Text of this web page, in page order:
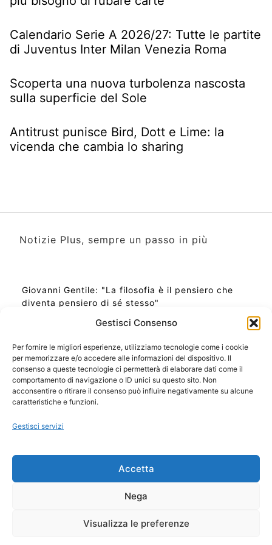
Gestisci Consenso
Per fornire le migliori esperienze, utilizziamo tecnologie come i cookie
per memorizzare e/o accedere alle informazioni del dispositivo. Il
consenso a queste tecnologie ci permetterà di elaborare dati come il
comportamento di navigazione o ID unici su questo sito. Non
acconsentire o ritirare il consenso può influire negativamente su alcune
caratteristiche e funzioni.
Gestisci servizi
Accetta
Nega
Visualizza le preferenze
Calendario Serie A 2026/27: Tutte le partite
di Juventus Inter Milan Venezia Roma
Scoperta una nuova turbolenza nascosta
sulla superficie del Sole
Antitrust punisce Bird, Dott e Lime: la
vicenda che cambia lo sharing
Notizie Plus, sempre un passo in più
Giovanni Gentile: "La filosofia è il pensiero che
diventa pensiero di sé stesso"
Ora Esatta in Italia in questo momento
Ti Senti Strano Ultimamente? Potrebbe Essere per
la Risonanza di Schumann
Come Sapere Se Stai Ascendendo alla Quinta
Copyright 2026 NotiziePlus.com
📰 Contenuto Umano Verificato
Privacy Coockie
Pubblicità